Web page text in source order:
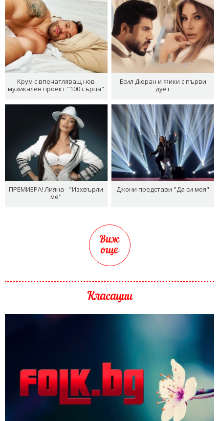
Крум с впечатляващ нов
музикален проект "100 сърца"
Есил Дюран и Фики с първи
дует
ПРЕМИЕРА! Лияна - "Изхвърли
ме"
Джони представи "Да си моя"
Виж
още
Класации